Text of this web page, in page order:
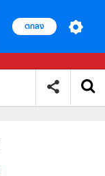
ตกลง